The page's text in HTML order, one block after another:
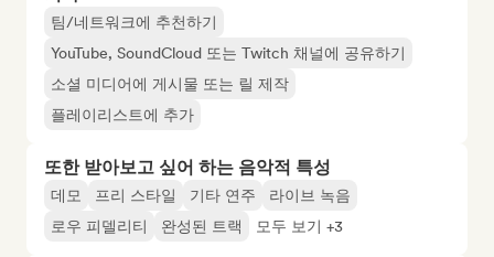
팀/네트워크에 추천하기
YouTube, SoundCloud 또는 Twitch 채널에 공유하기
소셜 미디어에 게시물 또는 릴 제작
플레이리스트에 추가
또한 받아보고 싶어 하는 음악적 특성
데모 프리 스타일 기타 연주
라이브 녹음
로우 피델리티
완성된 트랙 모두 보기 +3